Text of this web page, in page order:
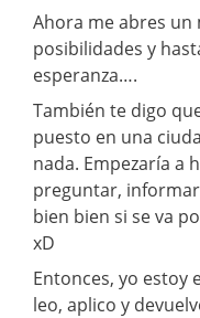
Ahora me abres
posibilidades y
esperanza….
También te digo
puesto en una
nada. Empezaría a
preguntar,
bien bien si se va
xD
Entonces, yo estoy
leo, aplico y